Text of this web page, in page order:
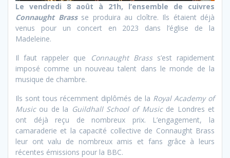
Le vendredi 8 août à 21h, l’ensemble de cuivres
Connaught Brassse produira au cloître. Ils étaient déjà
venus pour un concert en 2023 dans l’église de la
Madeleine.
Il faut rappeler que
Connaught Brasss’est rapidement
imposé comme un nouveau talent dans le monde de la
musique de chambre.
Ils sont tous récemment diplômés de la Royal Academy of
Musicou de la Guildhall School of Musicde Londres et
ont déjà reçu de nombreux prix. L’engagement, la
camaraderie et la capacité collective de Connaught Brass
leur ont valu de nombreux amis et fans grâce à leurs
récentes émissions pour la BBC.